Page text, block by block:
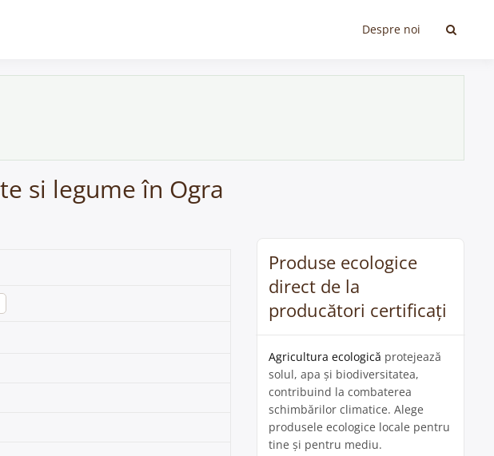
Despre noi
si legume în Ogra
Produse ecologice
direct de la
producători certificați
Agricultura ecologică protejează
solul, apa și biodiversitatea,
contribuind la combaterea
schimbărilor climatice. Alege
produsele ecologice locale pentru
tine și pentru mediu.